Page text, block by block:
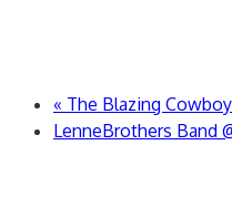
« The Blazing
LenneBrothers Band